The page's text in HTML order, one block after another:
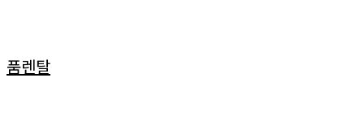
품렌탈